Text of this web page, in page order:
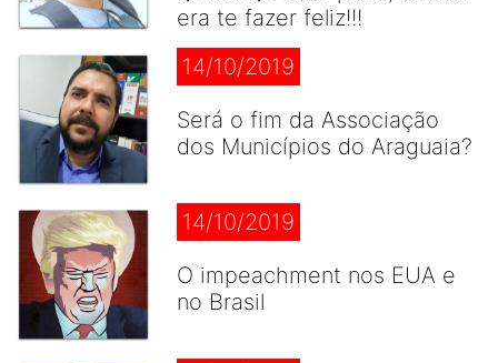
era te fazer feliz!!!
14/10/2019
Será o fim da Associação
dos Municípios do Araguaia?
14/10/2019
O impeachment nos EUA e
no Brasil